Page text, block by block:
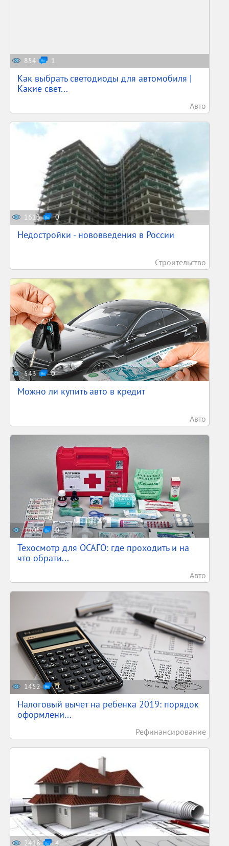
854 1
Как выбрать светодиоды для автомобиля |
Какие свет...
Авто
1613 0
Недостройки - нововведения в России
Строительство
543 0
Можно ли купить авто в кредит
Авто
1105 0
Техосмотр для ОСАГО: где проходить и на
что обрати...
Авто
1452 0
Налоговый вычет на ребенка 2019: порядок
оформлени...
Рефинансирование
2418 4